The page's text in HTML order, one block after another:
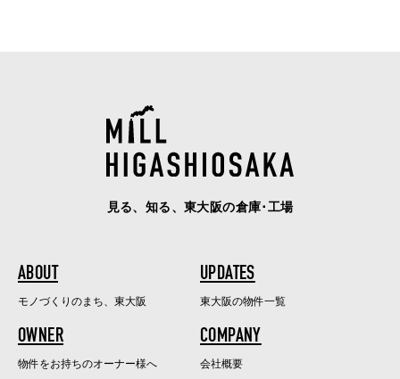
見る、知る、東大阪の倉庫･工場
ABOUT
モノづくりのまち、東大阪
UPDATES
東大阪の物件一覧
OWNER
物件をお持ちのオーナー様へ
COMPANY
会社概要